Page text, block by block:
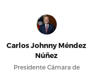
Carlos Johnny Méndez
Núñez
Presidente Cámara de